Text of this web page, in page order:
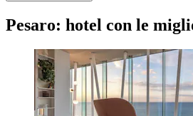
Pesaro: hotel con le